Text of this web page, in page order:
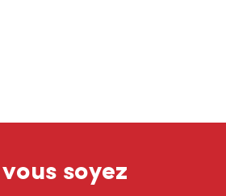
soyez